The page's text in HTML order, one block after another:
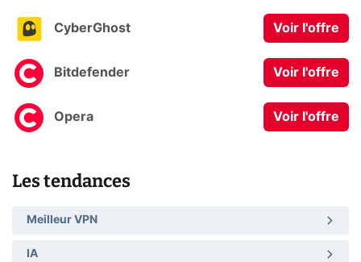
CyberGhost Voir l'offre
Bitdefender Voir l'offre
Opera Voir l'offre
Les tendances
Meilleur VPN
IA